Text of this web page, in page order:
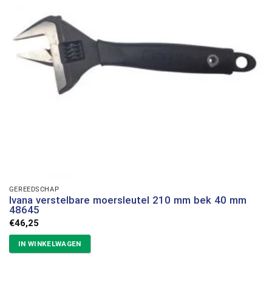
GEREEDSCHAP
Ivana verstelbare moersleutel 210 mm bek 40 mm
48645
€46,25
IN WINKELWAGEN